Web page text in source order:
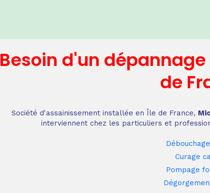
Besoin d'un dépannage
de
Société d'assainissement installée en Île de France,
interviennent chez les particuliers et
Curage
Pompage